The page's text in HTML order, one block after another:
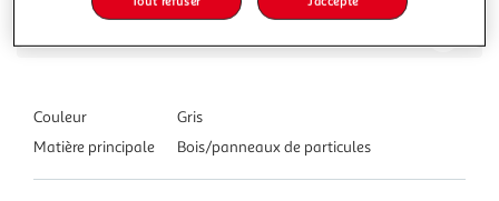
Couleur
Gris
Matière principale
Bois/panneaux de particules